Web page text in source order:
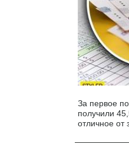
За первое
получили
отличное от